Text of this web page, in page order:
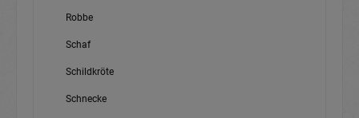
Robbe
Schaf
Schildkröte
Schnecke